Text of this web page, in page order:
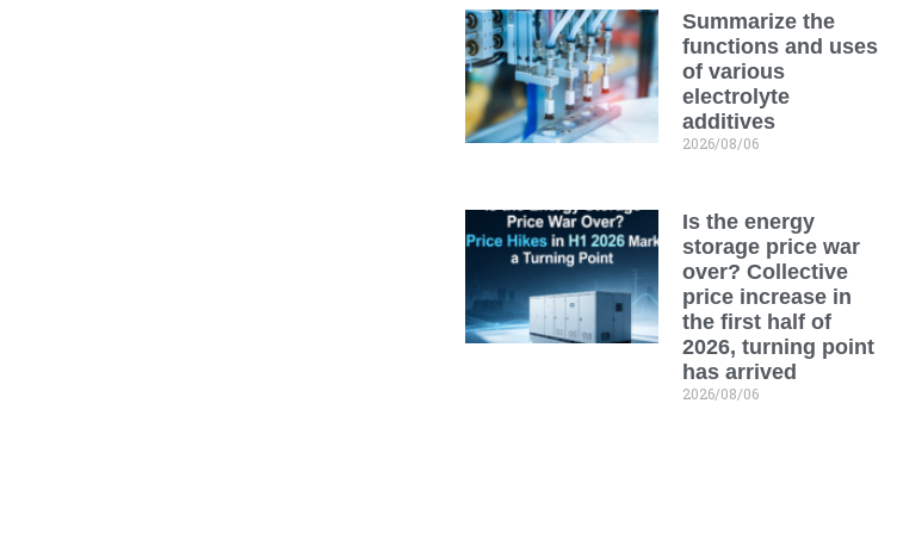
Summarize the
functions and uses
of various
electrolyte
additives
2026/08/06
Is the energy
storage price war
over? Collective
price increase in
the first half of
2026, turning point
has arrived
2026/08/06